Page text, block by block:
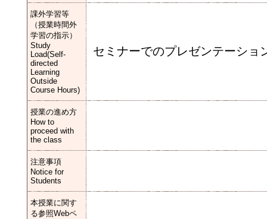
課外学習等
（授業時間外
学習の指示）
Study
Load(Self-
directed
Learning
Outside
Course Hours)
セミナーでのプレゼンテーショ
授業の進め方
How to
proceed with
the class
注意事項
Notice for
Students
本授業に関す
る参照Webペ